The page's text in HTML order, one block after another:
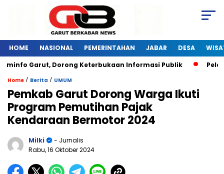
HOME NASIONAL PEMERINTAHAN JABAR DESA
Garut, Dorong Keterbukaan Informasi Publik
Home / Berita / UMUM
Pemkab Garut Dorong Warga Ikuti
Program Pemutihan Pajak
Kendaraan Bermotor 2024
Milki
- Jurnalis
Rabu, 16 Oktober 2024